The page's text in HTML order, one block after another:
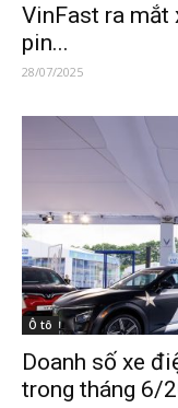
VinFast ra mắt
pin...
28/07/2025
Ô tô
Doanh số xe
trong tháng 6/